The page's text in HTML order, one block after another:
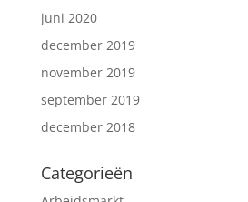
juni 2020
december 2019
november 2019
september 2019
december 2018
Categorieën